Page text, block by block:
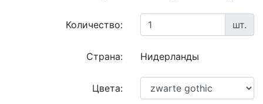
Количество: шт.
Страна: Нидерланды
Цвета: